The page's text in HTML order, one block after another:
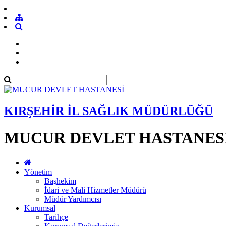
KIRŞEHİR İL SAĞLIK MÜDÜRLÜĞÜ
MUCUR DEVLET
Yönetim
Başhekim
İdari ve Mali Hizmetler Müdürü
Müdür Yardımcısı
Kurumsal
Tarihçe